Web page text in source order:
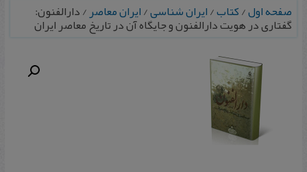
صفحه اول/کتاب/ایران شناسی/ایران معاصر/ دارالفنون‌:
گفتاری‌ در هویت‌ دارالفنون‌ و جایگاه‌ آن‌ در تاریخ‌ معاصر ایران